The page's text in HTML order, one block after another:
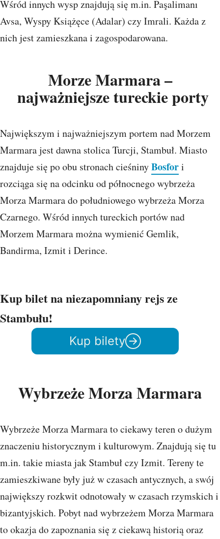
Wśród innych wysp znajdują się m.in. Paşalimanı
Avsa, Wyspy Książęce (Adalar) czy Imrali. Każda z
nich jest zamieszkana i zagospodarowana.
Morze Marmara –
najważniejsze tureckie porty
Największym i najważniejszym portem nad Morzem
Marmara jest dawna stolica Turcji, Stambuł. Miasto
znajduje się po obu stronach cieśninyBosfori
rozciąga się na odcinku od północnego wybrzeża
Morza Marmara do południowego wybrzeża Morza
Czarnego. Wśród innych tureckich portów nad
Morzem Marmara można wymienić Gemlik,
Bandirma, Izmit i Derince.
Kup bilet na niezapomniany rejs ze
Stambułu!
Kup bilety
Wybrzeże Morza Marmara
Wybrzeże Morza Marmara to ciekawy teren o dużym
znaczeniu historycznym i kulturowym. Znajdują się tu
m.in. takie miasta jak Stambuł czy Izmit. Tereny te
zamieszkiwane były już w czasach antycznych, a swój
największy rozkwit odnotowały w czasach rzymskich i
bizantyjskich. Pobyt nad wybrzeżem Morza Marmara
to okazja do zapoznania się z ciekawą historią oraz